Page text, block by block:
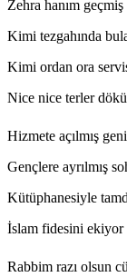
Zehra hanım geçmiş
Kimi tezgahında
Kimi ordan ora
Nice nice terler
Hizmete açılmış
Gençlere ayrılmış
Kütüphanesiyle
İslam fidesini ekiyor
Rabbim razı olsun